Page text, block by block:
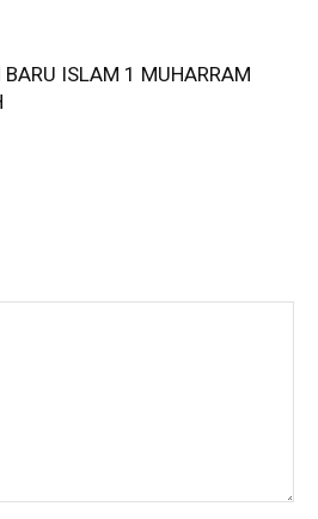
BARU ISLAM 1 MUHARRAM